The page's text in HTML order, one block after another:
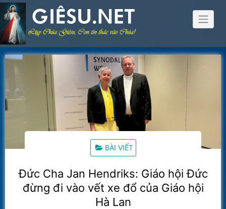
Skip
to
content
BÀI VIẾT
Đức Cha Jan Hendriks: Giáo hội Đức
đừng đi vào vết xe đổ của Giáo hội
Hà Lan